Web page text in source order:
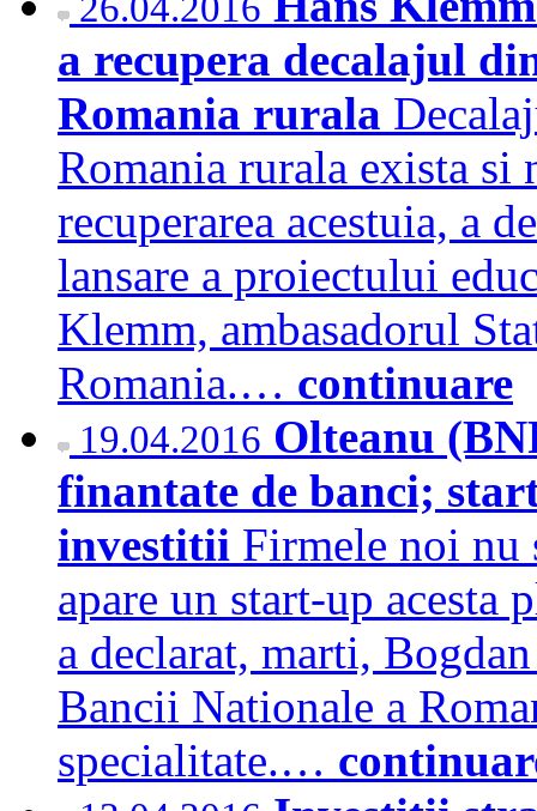
a recupera decalajul
Romania rurala
Romania rurala exista
recuperarea acestuia, a
lansare a proiectului
Klemm, ambasadorul
Romania.… continuare
19.04.2016 Olteanu
finantate de banci;
investitii Firmele noi nu
apare un start-up acesta
a declarat, marti,
Bancii Nationale a
specialitate.…